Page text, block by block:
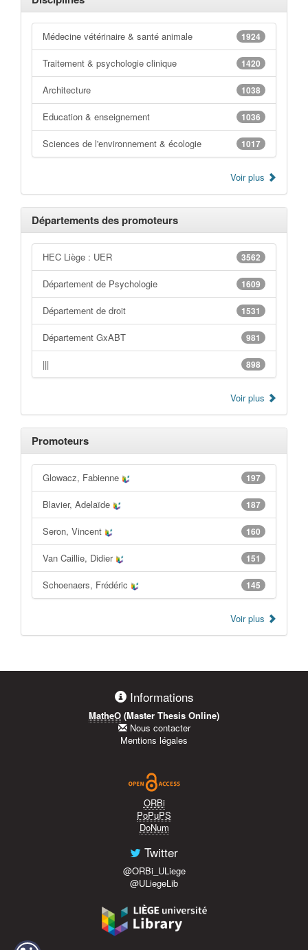
1924
Médecine vétérinaire & santé animale
1420
Traitement & psychologie clinique
1038
Architecture
1036
Education & enseignement
1017
Sciences de l'environnement & écologie
Voir plus
Départements des promoteurs
3562
HEC Liège : UER
1609
Département de Psychologie
1531
Département de droit
981
Département GxABT
898
|||
Voir plus
Promoteurs
197
Glowacz, Fabienne
187
Blavier, Adelaïde
160
Seron, Vincent
151
Van Caillie, Didier
145
Schoenaers, Frédéric
Voir plus
Informations
MatheO (Master Thesis Online)
Nous contacter
Mentions légales
ORBi
PoPuPS
DoNum
Twitter
@ORBi_ULiege
@ULiegeLib